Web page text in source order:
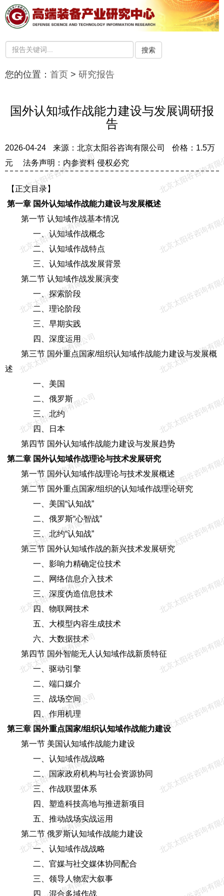
搜索
您的位置： 首页 > 研究报告
国外认知域作战能力建设与发展调研报
告
2026-04-24 来源：北京太阳谷咨询有限公司
价格：1.5万
元
法务声明：内参资料 侵权必究
【正文目录】
第一章 国外认知域作战能力建设与发展概述
第一节 认知域作战基本情况
一、认知域作战概念
二、认知域作战特点
三、认知域作战发展背景
第二节 认知域作战发展演变
一、探索阶段
二、理论阶段
三、早期实践
四、深度运用
第三节 国外重点国家/组织认知域作战能力建设与发展概
述
一、美国
二、俄罗斯
三、北约
四、日本
第四节 国外认知域作战能力建设与发展趋势
第二章 国外认知域作战理论与技术发展研究
第一节 国外认知域作战理论与技术发展概述
第二节 国外重点国家/组织的认知域作战理论研究
一、美国“认知战”
二、俄罗斯“心智战”
三、北约“认知战”
第三节 国外认知域作战的新兴技术发展研究
一、影响力精确定位技术
二、网络信息介入技术
三、深度伪造信息技术
四、物联网技术
五、大模型内容生成技术
六、大数据技术
第四节 国外智能无人认知域作战新质特征
一、驱动引擎
二、端口媒介
三、战场空间
四、作用机理
第三章 国外重点国家/组织认知域作战能力建设
第一节 美国认知域作战能力建设
一、认知域作战战略
二、国家政府机构与社会资源协同
三、作战联盟体系
四、塑造科技高地与推进新项目
五、推动战场实战运用
第二节 俄罗斯认知域作战能力建设
一、认知域作战战略
二、官媒与社交媒体协同配合
三、领导人物宏大叙事
四、混合多域作战
北京太阳谷咨询有限公司
北京太阳谷咨询有
北京太阳谷咨询有限公司
北京太阳谷咨询
北京太阳谷咨询有限公司 北京太阳谷咨询
北京太阳谷咨询有限公司
北京太阳谷咨询有
北京太阳谷咨询有限公司
北京太阳谷咨询
北京太阳谷咨询有限公司
北京太阳谷咨询有
北京太阳谷咨询有限公司
北京太阳谷咨询有
北京太阳谷咨询有限公司
北京太阳谷咨询
北京太阳谷咨询有限公司
北京太阳谷咨询有
北京太阳谷咨询有限公司
北京太阳谷咨询有
北京太阳谷咨询有限公司
北京太阳谷咨询
北京太阳谷咨询有限公司
北京太阳谷咨询